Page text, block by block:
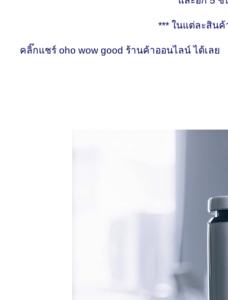
*** ในแต่ละสินค้
คลิ๊กแชร์ oho wow good ร้านค้าออนไลน์ ได้เลย